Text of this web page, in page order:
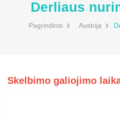
Derliaus
Pagrindinis Austrija
Skelbimo galiojimo